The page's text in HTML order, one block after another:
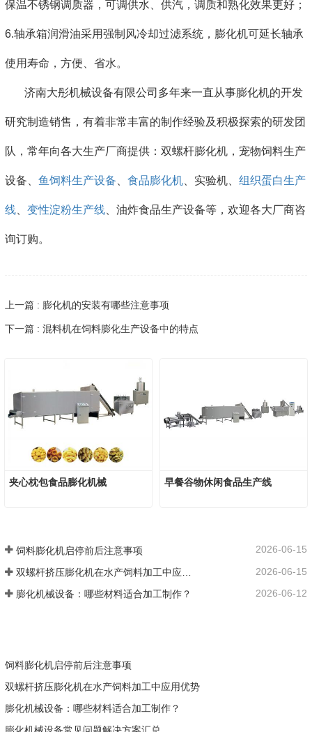
保温不锈钢调质器，可调供水、供汽，调质和熟化效果更好；
6.轴承箱润滑油采用强制风冷却过滤系统，膨化机可延长轴承
使用寿命，方便、省水。
济南大彤机械设备有限公司多年来一直从事膨化机的开发
研究制造销售，有着非常丰富的制作经验及积极探索的研发团
队，常年向各大生产厂商提供：双螺杆膨化机，宠物饲料生产
设备、 鱼饲料生产设备 食品膨化机 、实验机、 组织蛋白生产
线 变性淀粉生产线 、油炸食品生产设备等，欢迎各大厂商咨
询订购。
上一篇 : 膨化机的安装有哪些注意事项
下一篇 : 混料机在饲料膨化生产设备中的特点
夹心枕包食品膨化机械 早餐谷物休闲食品生产线
饲料膨化机启停前后注意事项 2026-06-15
2026-06-15
膨化机械设备：哪些材料适合加工制作？ 2026-06-12
饲料膨化机启停前后注意事项
双螺杆挤压膨化机在水产饲料加工中应用优势
膨化机械设备：哪些材料适合加工制作？